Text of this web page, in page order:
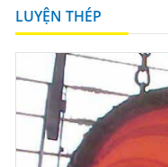
LUYỆN THÉP